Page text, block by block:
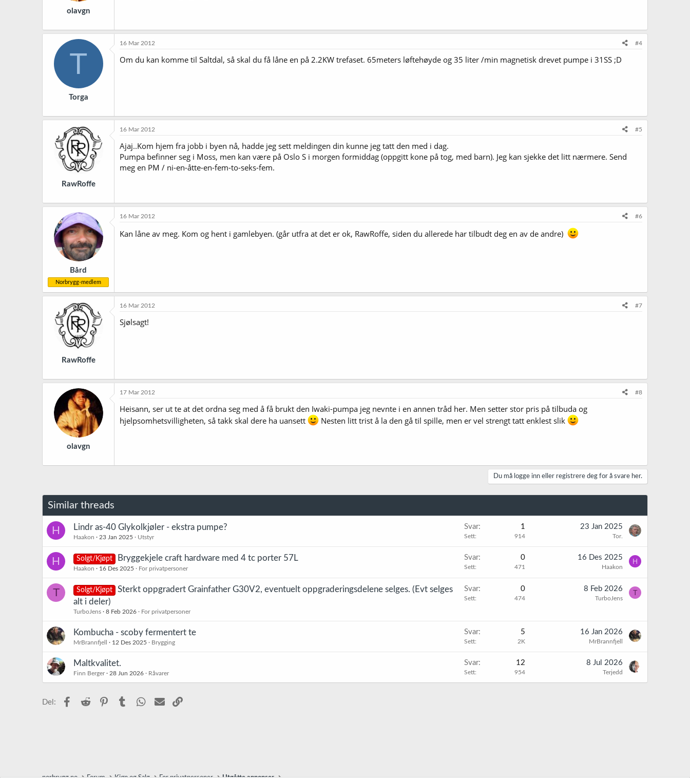
olavgn
T
Torga
16 Mar 2012 #4
Om du kan komme til Saltdal, så skal du få låne en på 2.2KW trefaset. 65meters løftehøyde og 35 liter /min magnetisk drevet pumpe i 31SS ;D
RawRoffe
16 Mar 2012 #5
Ajaj..Kom hjem fra jobb i byen nå, hadde jeg sett meldingen din kunne jeg tatt den med i dag.
Pumpa befinner seg i Moss, men kan være på Oslo S i morgen formiddag (oppgitt kone på tog, med barn). Jeg kan sjekke det litt nærmere. Send
meg en PM / ni-en-åtte-en-fem-to-seks-fem.
Bård
Norbrygg-medlem
16 Mar 2012 #6
Kan låne av meg. Kom og hent i gamlebyen. (går utfra at det er ok, RawRoffe, siden du allerede har tilbudt deg en av de andre)
RawRoffe
16 Mar 2012 #7
Sjølsagt!
olavgn
17 Mar 2012 #8
Heisann, ser ut te at det ordna seg med å få brukt den Iwaki-pumpa jeg nevnte i en annen tråd her. Men setter stor pris på tilbuda og
hjelpsomhetsvilligheten, så takk skal dere ha uansett
Nesten litt trist å la den gå til spille, men er vel strengt tatt enklest slik
Du må logge inn eller registrere deg for å svare her.
Similar threads
H Lindr as-40 Glykolkjøler - ekstra pumpe?
Haakon 23 Jan 2025 Utstyr
Svar 1
Sett 914
23 Jan 2025
Tor.
H Solgt/Kjøpt Bryggekjele craft hardware med 4 tc porter 57L
Haakon 16 Des 2025 For privatpersoner
Svar 0
Sett 471
16 Des 2025
Haakon
H
T Solgt/Kjøpt
Sterkt oppgradert Grainfather G30V2, eventuelt oppgraderingsdelene selges. (Evt selges
alt i deler)
TurboJens 8 Feb 2026 For privatpersoner
Svar 0
Sett 474
8 Feb 2026
TurboJens
T
Kombucha - scoby fermentert te
MrBrannfjell 12 Des 2025 Brygging
Svar 5
Sett 2K
16 Jan 2026
MrBrannfjell
Maltkvalitet.
Finn Berger 28 Jun 2026 Råvarer
Svar 12
Sett 954
8 Jul 2026
Terjedd
Del: Facebook
Reddit PinterestTumblr WhatsApp
E-post